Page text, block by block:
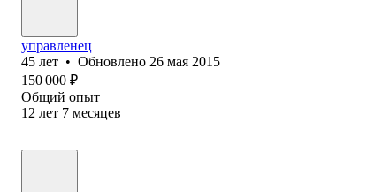
управленец
45 лет • Обновлено 26 мая 2015
150 000 ₽
Общий опыт
12 лет 7 месяцев